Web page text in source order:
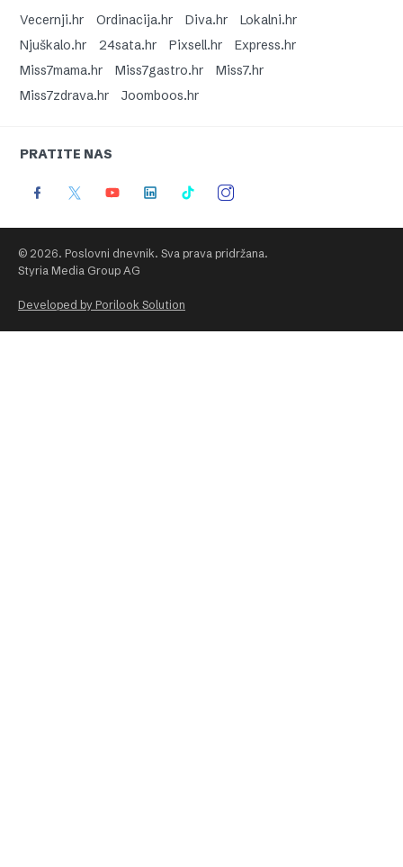
Vecernji.hr
Ordinacija.hr Diva.hr
Lokalni.hr
Njuškalo.hr
24sata.hr Pixsell.hr
Express.hr
Miss7mama.hr
Miss7gastro.hr
Miss7.hr
Miss7zdrava.hr
Joomboos.hr
PRATITE NAS
© 2026. Poslovni dnevnik. Sva prava pridržana.
Styria Media Group AG
Developed by Porilook Solution